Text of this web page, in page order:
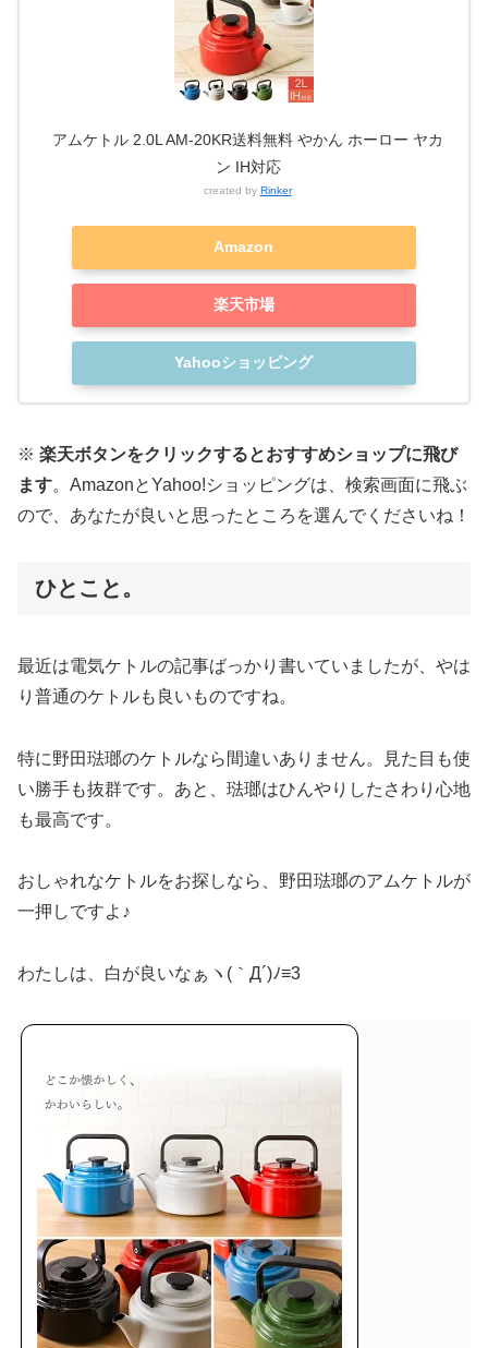
アムケトル 2.0L AM-20KR送料無料 やかん ホーロー ヤカ
ン IH対応
created by Rinker
Amazon
楽天市場
Yahooショッピング
※ 楽天ボタンをクリックするとおすすめショップに飛び
ます。AmazonとYahoo!ショッピングは、検索画面に飛ぶ
ので、あなたが良いと思ったところを選んでくださいね！
ひとこと。
最近は電気ケトルの記事ばっかり書いていましたが、やは
り普通のケトルも良いものですね。
特に野田琺瑯のケトルなら間違いありません。見た目も使
い勝手も抜群です。あと、琺瑯はひんやりしたさわり心地
も最高です。
おしゃれなケトルをお探しなら、野田琺瑯のアムケトルが
一押しですよ♪
わたしは、白が良いなぁヽ(｀Д´)ﾉ≡3